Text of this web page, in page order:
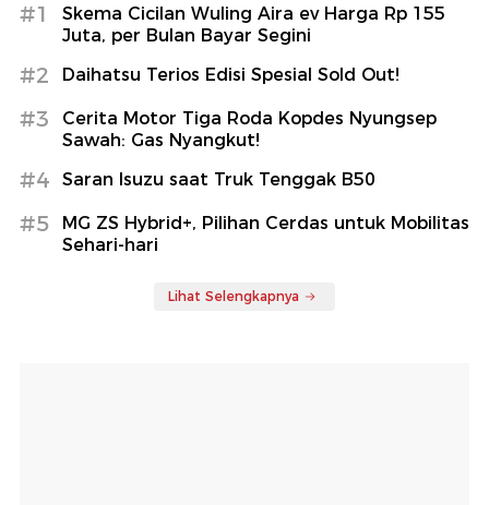
#1
Skema Cicilan Wuling Aira ev Harga Rp 155
Juta, per Bulan Bayar Segini
#2 Daihatsu Terios Edisi Spesial Sold Out!
#3
Cerita Motor Tiga Roda Kopdes Nyungsep
Sawah: Gas Nyangkut!
#4 Saran Isuzu saat Truk Tenggak B50
#5
MG ZS Hybrid+, Pilihan Cerdas untuk Mobilitas
Sehari-hari
Lihat Selengkapnya